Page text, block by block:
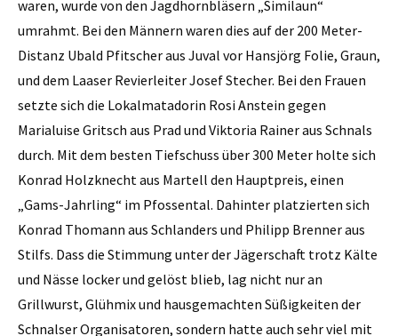
waren, wurde von den Jagdhornbläsern „Similaun“
umrahmt. Bei den Männern waren dies auf der 200 Meter-
Distanz Ubald ­Pfitscher aus Juval vor Hansjörg Folie, Graun,
und dem Laaser Revierleiter Josef Stecher. Bei den Frauen
setzte sich die Lokalmatadorin Rosi Anstein gegen
Marialuise Gritsch aus Prad und Viktoria Rainer aus Schnals
durch. Mit dem besten Tiefschuss über 300 Meter holte sich
Konrad Holzknecht aus Martell den Hauptpreis, einen
„Gams-Jahrling“ im Pfossental. Dahinter platzierten sich
Konrad Thomann aus Schlanders und Philipp Brenner aus
Stilfs. Dass die Stimmung unter der Jägerschaft trotz Kälte
und Nässe locker und gelöst blieb, lag nicht nur an
Grillwurst, Glühmix und hausgemachten Süßigkeiten der
Schnalser Organisatoren, sondern hatte auch sehr viel mit